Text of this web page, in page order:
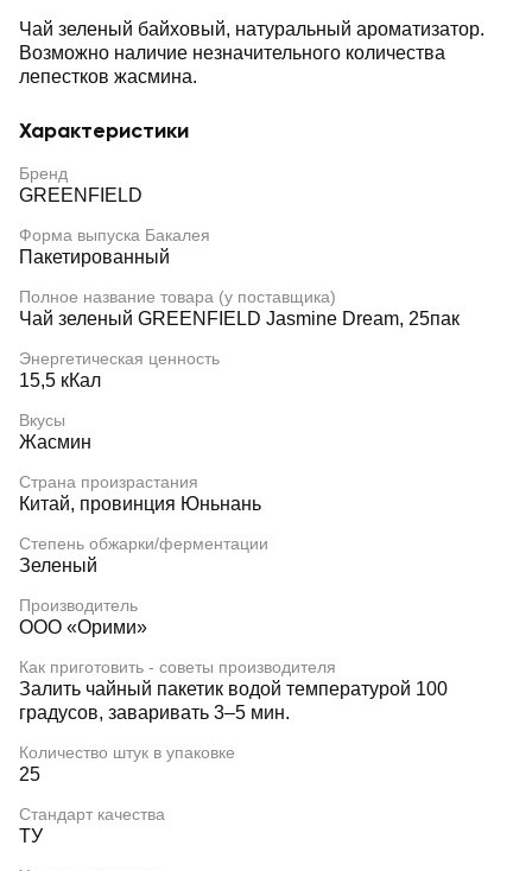
Чай зеленый байховый, натуральный ароматизатор.
Возможно наличие незначительного количества
лепестков жасмина.
Характеристики
Бренд
GREENFIELD
Форма выпуска Бакалея
Пакетированный
Полное название товара (у поставщика)
Чай зеленый GREENFIELD Jasmine Dream, 25пак
Энергетическая ценность
15,5 кКал
Вкусы
Жасмин
Страна произрастания
Китай, провинция Юньнань
Степень обжарки/ферментации
Зеленый
Производитель
ООО «Орими»
Как приготовить - советы производителя
Залить чайный пакетик водой температурой 100
градусов, заваривать 3–5 мин.
Количество штук в упаковке
25
Стандарт качества
ТУ